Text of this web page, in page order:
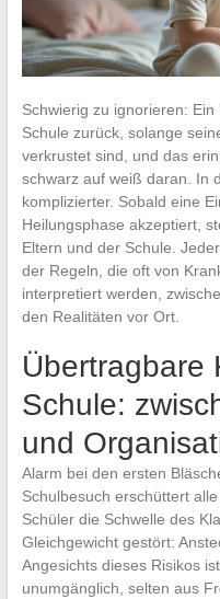
Schwierig zu ignorieren:
Schule zurück, solange
verkrustet sind, und das
schwarz auf weiß daran. In
komplizierter. Sobald eine
Heilungsphase akzeptiert,
Eltern und der Schule.
der Regeln, die oft von
interpretiert werden,
den Realitäten vor Ort.
Übertragbare
Schule:
und
Alarm bei den ersten
Schulbesuch erschüttert
Schüler die Schwelle des
Gleichgewicht gestört:
Angesichts dieses Risikos
unumgänglich, selten aus